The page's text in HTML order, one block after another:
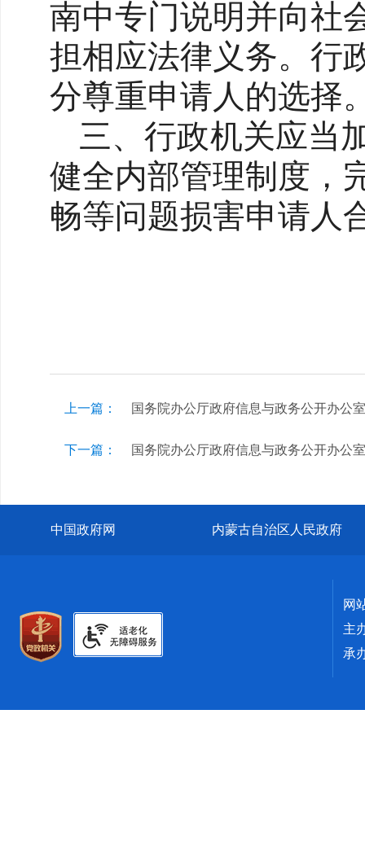
南中专门说明并向社
担相应法律义务。行
分尊重申请人的选择
三、行政机关应当
健全内部管理制度，
畅等问题损害申请人
上一篇： 国务院办公厅政府信息与政务公开办公
下一篇： 国务院办公厅政府信息与政务公开办公
中国政府网 内蒙古自治区人民政府
网
主
承